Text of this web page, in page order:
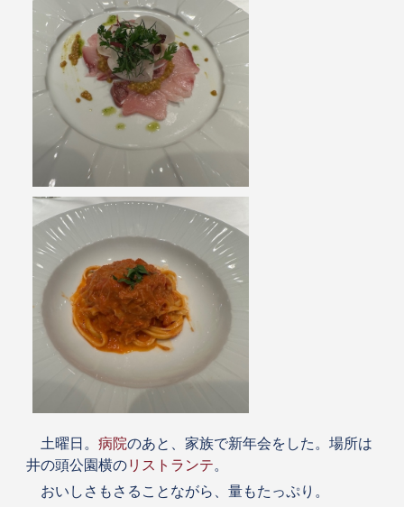
土曜日。 病院のあと、家族で新年会をした。場所は
井の頭公園横のリストランテ。
おいしさもさることながら、量もたっぷり。